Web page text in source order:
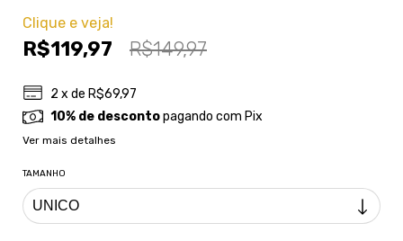
Clique e veja!
R$119,97 R$149,97
2 x de R$69,97
10% de descontopagando com Pix
Ver mais detalhes
TAMANHO